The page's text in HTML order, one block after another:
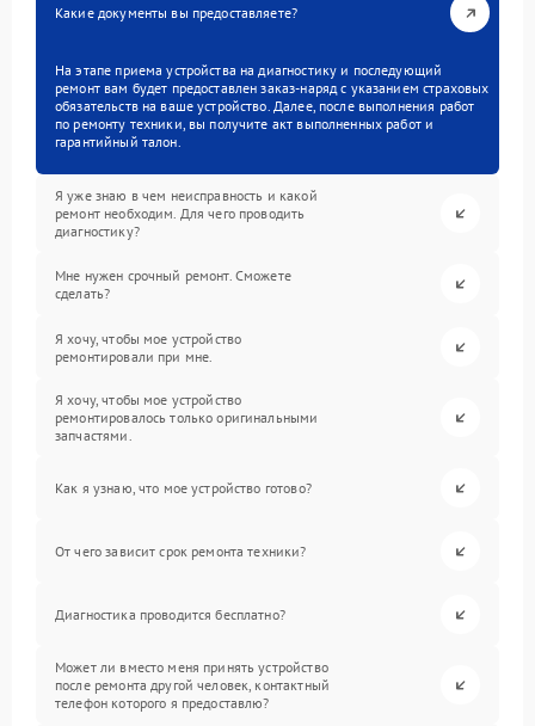
Какие документы вы предоставляете?
На этапе приема устройства на диагностику и последующий
ремонт вам будет предоставлен заказ-наряд с указанием страховых
обязательств на ваше устройство. Далее, после выполнения работ
по ремонту техники, вы получите акт выполненных работ и
гарантийный талон.
Я уже знаю в чем неисправность и какой
ремонт необходим. Для чего проводить
диагностику?
Мне нужен срочный ремонт. Сможете
сделать?
Я хочу, чтобы мое устройство
ремонтировали при мне.
Я хочу, чтобы мое устройство
ремонтировалось только оригинальными
запчастями.
Как я узнаю, что мое устройство готово?
От чего зависит срок ремонта техники?
Диагностика проводится бесплатно?
Может ли вместо меня принять устройство
после ремонта другой человек, контактный
телефон которого я предоставлю?